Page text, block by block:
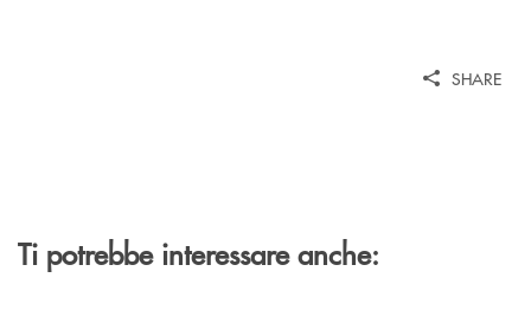
SHARE
Ti potrebbe interessare anche: